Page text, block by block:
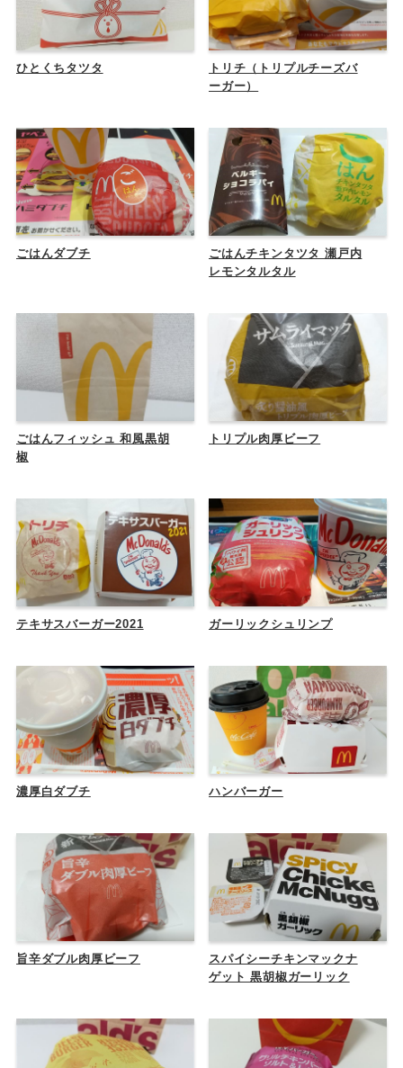
ひとくちタツタ
トリチ（トリプルチーズバ
ーガー）
ごはんダブチ
ごはんチキンタツタ 瀬戸内
レモンタルタル
ごはんフィッシュ 和風黒胡
椒
トリプル肉厚ビーフ
テキサスバーガー2021 ガーリックシュリンプ
濃厚白ダブチ ハンバーガー
旨辛ダブル肉厚ビーフ
スパイシーチキンマックナ
ゲット 黒胡椒ガーリック